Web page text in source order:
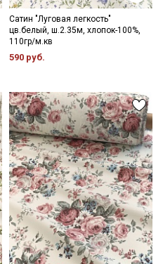
Сатин "Луговая легкость"
цв.белый, ш.2.35м, хлопок-100%,
110гр/м.кв
590 руб.